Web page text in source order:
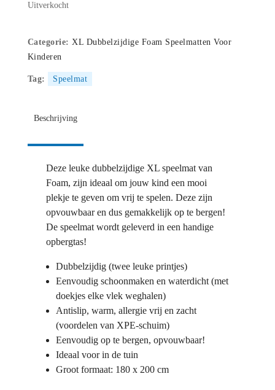
Uitverkocht
Categorie:XL Dubbelzijdige Foam Speelmatten Voor
Kinderen
Tag: Speelmat
Beschrijving
Deze leuke dubbelzijdige XL speelmat van
Foam, zijn ideaal om jouw kind een mooi
plekje te geven om vrij te spelen. Deze zijn
opvouwbaar en dus gemakkelijk op te bergen!
De speelmat wordt geleverd in een handige
opbergtas!
Dubbelzijdig (twee leuke printjes)
Eenvoudig schoonmaken en waterdicht (met
doekjes elke vlek weghalen)
Antislip, warm, allergie vrij en zacht
(voordelen van XPE-schuim)
Eenvoudig op te bergen, opvouwbaar!
Ideaal voor in de tuin
Groot formaat: 180 x 200 cm